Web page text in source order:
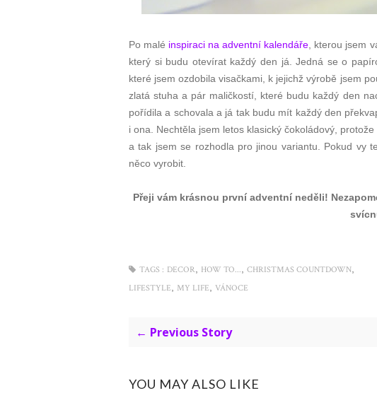
Po malé inspiraci na adventní kalendáře , kterou jsem
který si budu otevírat každý den já. Jedná se o
které jsem ozdobila visačkami, k jejichž výrobě jsem
zlatá stuha a pár maličkostí, které budu každý den
pořídila a schovala a já tak budu mít každý den
i ona. Nechtěla jsem letos klasický čokoládový,
a tak jsem se rozhodla pro jinou variantu. Pokud vy
něco vyrobit.
Přeji vám krásnou první adventní neděli!
TAGS : DECOR HOW TO... CHRISTMAS COUNTDOWN
LIFESTYLE MY LIFE VÁNOCE
← Previous Story
YOU MAY ALSO LIKE